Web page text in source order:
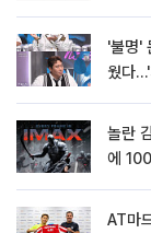
'불명'
웠다
놀란
에
AT마